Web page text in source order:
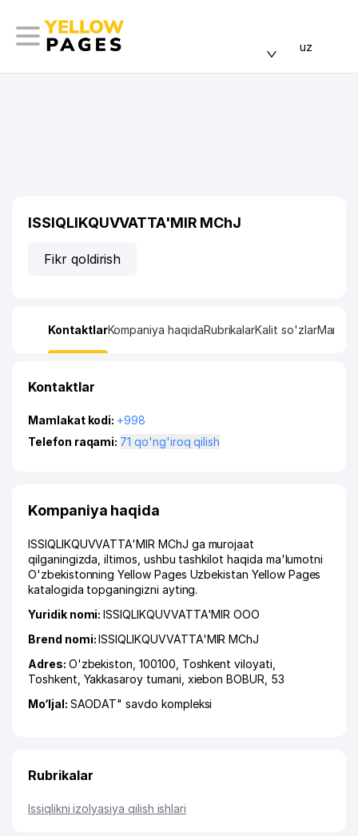
uz
ISSIQLIKQUVVATTA'MIR MChJ
Fikr qoldirish
KontaktlarKompaniya haqidaRubrikalarKalit so'zlarManzil
Kontaktlar
Mamlakat kodi: +998
Telefon raqami:
71 qo'ng'iroq qilish
Kompaniya haqida
ISSIQLIKQUVVATTA'MIR MChJ ga murojaat
qilganingizda, iltimos, ushbu tashkilot haqida ma'lumotni
O'zbekistonning Yellow Pages Uzbekistan Yellow Pages
katalogida topganingizni ayting.
Yuridik nomi:ISSIQLIKQUVVATTA'MIR ООО
Brend nomi:ISSIQLIKQUVVATTA'MIR MChJ
Adres: O'zbekiston, 100100, Toshkent viloyati
Toshkent Yakkasaroy tumani xiеbon BOBUR , 53
Mo‘ljal: SAODAT" savdo kompleksi
Rubrikalar
Issiqlikni izolyasiya qilish ishlari